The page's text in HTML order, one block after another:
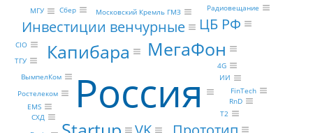
Россия
МегаФон
Капибара
ЦБ РФ
Инвестиции венчурные
Т2
ВымпелКом
Ростелеком
Московский Кремль ГМЗ Радиовещание
FinTech
EMS
СХД
ИИ
4G
Сбер
CIO
RnD
МГУ
ТГУ